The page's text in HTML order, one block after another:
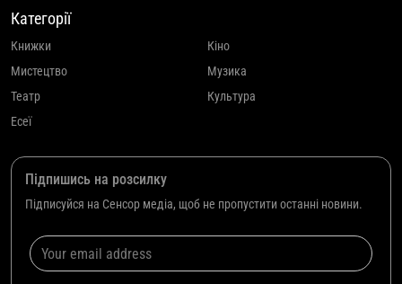
Категорії
Книжки
Мистецтво
Театр
Есеї
Кіно
Музика
Культура
Підпишись на розсилку
Підписуйся на Сенсор медіа, щоб не пропустити останні новини.